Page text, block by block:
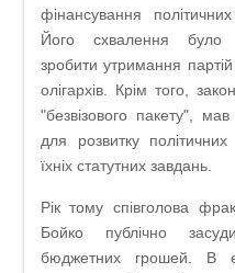
фінансування
Його схвалення було
зробити утримання
олігархів. Крім того,
"безвізового пакету",
для розвитку
їхніх статутних завдань.
Рік тому співголова
Бойко публічно
бюджетних грошей. В